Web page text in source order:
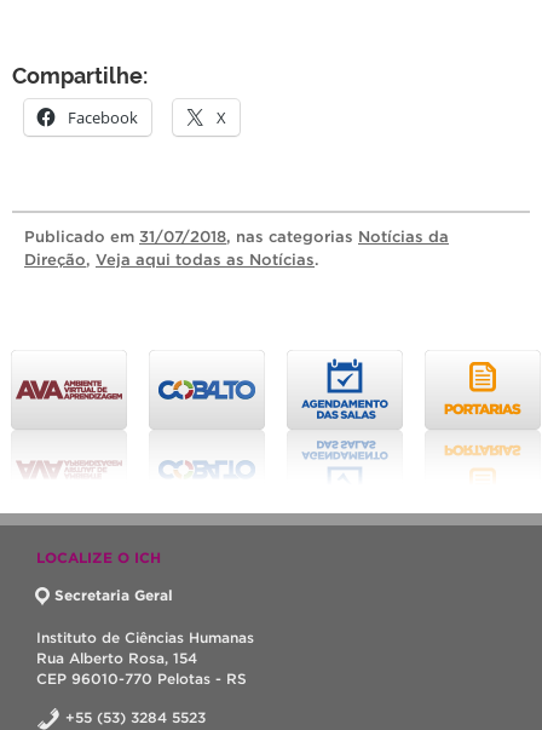
Compartilhe:
Facebook X
Publicado em 31/07/2018, nas categorias Notícias da
Direção, Veja aqui todas as Notícias.
LOCALIZE O ICH
Secretaria Geral
Instituto de Ciências Humanas
Rua Alberto Rosa, 154
CEP 96010-770 Pelotas - RS
+55 (53) 3284 5523